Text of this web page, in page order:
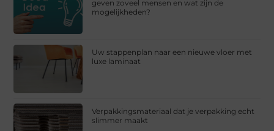
geven zoveel mensen en wat zijn de
mogelijkheden?
Uw stappenplan naar een nieuwe vloer met
luxe laminaat
Verpakkingsmateriaal dat je verpakking echt
slimmer maakt